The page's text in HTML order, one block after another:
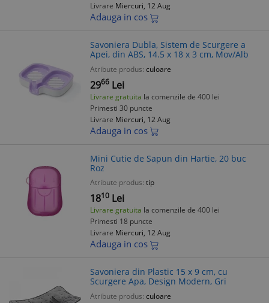
Livrare Miercuri, 12 Aug
Adauga in cos
Savoniera Dubla, Sistem de Scurgere a
Apei, din ABS, 14.5 x 18 x 3 cm, Mov/Alb
Atribute produs: culoare
2966 Lei
Livrare gratuita la comenzile de 400 lei
Primesti 30 puncte
Livrare Miercuri, 12 Aug
Adauga in cos
Mini Cutie de Sapun din Hartie, 20 buc
Roz
Atribute produs: tip
1810 Lei
Livrare gratuita la comenzile de 400 lei
Primesti 18 puncte
Livrare Miercuri, 12 Aug
Adauga in cos
Savoniera din Plastic 15 x 9 cm, cu
Scurgere Apa, Design Modern, Gri
Atribute produs: culoare